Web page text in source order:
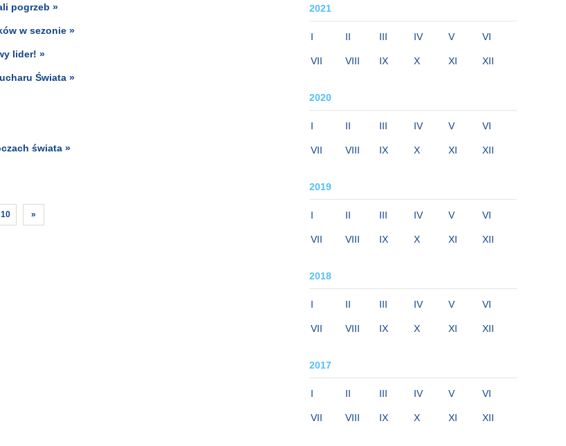
2021
I II III IV V VI
VII VIII IX X XI XII
2020
I II III IV V VI
VII VIII IX X XI XII
2019
I II III IV V VI
VII VIII IX X XI XII
2018
I II III IV V VI
VII VIII IX X XI XII
2017
I II III IV V VI
VII VIII IX X XI XII
pogrzeb »
w sezonie »
lider! »
Świata »
świata »
10 »